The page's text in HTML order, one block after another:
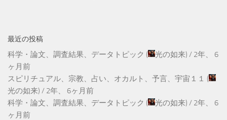
最近の投稿
科学・論文、調査結果、データトピック ( 光の如来) / 2年、 6
ヶ月前
スピリチュアル、宗教、占い、オカルト、予言、宇宙１１ (
光の如来) / 2年、 6ヶ月前
科学・論文、調査結果、データトピック ( 光の如来) / 2年、 6
ヶ月前